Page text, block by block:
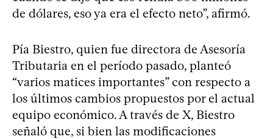
de dólares, eso ya era el efecto neto”, afirmó.
Pía Biestro, quien fue directora de Asesoría
Tributaria en el período pasado, planteó
“varios matices importantes” con respecto a
los últimos cambios propuestos por el actual
equipo económico. A través de X, Biestro
señaló que, si bien las modificaciones